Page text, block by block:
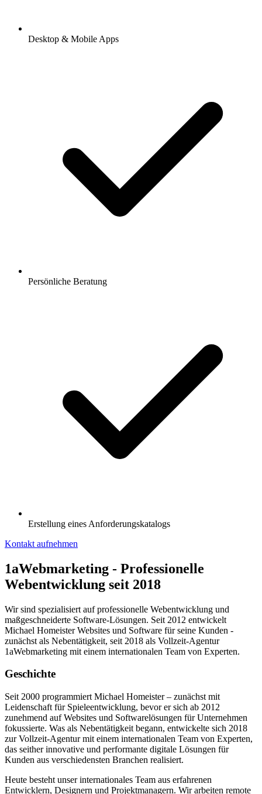
Desktop & Mobile Apps
Persönliche Beratung
Erstellung eines Anforderungskatalogs
Kontakt aufnehmen
1aWebmarketing - Professionelle
Webentwicklung seit 2018
Wir sind spezialisiert auf professionelle Webentwicklung und
maßgeschneiderte Software-Lösungen. Seit 2012 entwickelt
Michael Homeister Websites und Software für seine Kunden -
zunächst als Nebentätigkeit, seit 2018 als Vollzeit-Agentur
1aWebmarketing mit einem internationalen Team von Experten.
Geschichte
Seit 2000 programmiert Michael Homeister – zunächst mit
Leidenschaft für Spieleentwicklung, bevor er sich ab 2012
zunehmend auf Websites und Softwarelösungen für Unternehmen
fokussierte. Was als Nebentätigkeit begann, entwickelte sich 2018
zur Vollzeit-Agentur mit einem internationalen Team von Experten,
das seither innovative und performante digitale Lösungen für
Kunden aus verschiedensten Branchen realisiert.
Heute besteht unser internationales Team aus erfahrenen
Entwicklern, Designern und Projektmanagern. Wir arbeiten remote